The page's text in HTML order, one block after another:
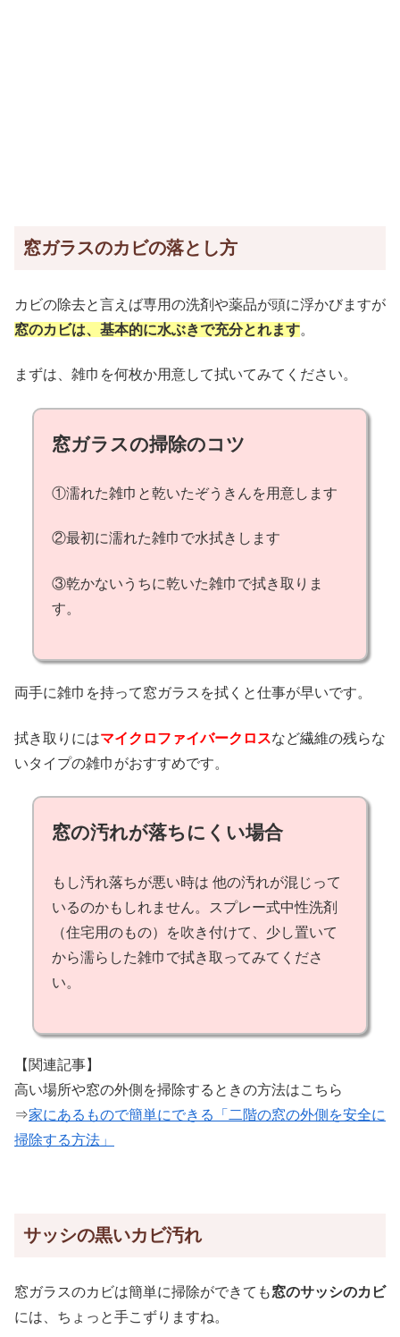
窓ガラスのカビの落とし方
カビの除去と言えば専用の洗剤や薬品が頭に浮かびますが
窓のカビは、基本的に水ぶきで充分とれます。
まずは、雑巾を何枚か用意して拭いてみてください。
窓ガラスの掃除のコツ
①濡れた雑巾と乾いたぞうきんを用意します
②最初に濡れた雑巾で水拭きします
③乾かないうちに乾いた雑巾で拭き取りま
す。
両手に雑巾を持って窓ガラスを拭くと仕事が早いです。
拭き取りにはマイクロファイバークロスなど繊維の残らな
いタイプの雑巾がおすすめです。
窓の汚れが落ちにくい場合
もし汚れ落ちが悪い時は 他の汚れが混じって
いるのかもしれません。スプレー式中性洗剤
（住宅用のもの）を吹き付けて、少し置いて
から濡らした雑巾で拭き取ってみてくださ
い。
【関連記事】
高い場所や窓の外側を掃除するときの方法はこちら
⇒家にあるもので簡単にできる「二階の窓の外側を安全に
掃除する方法」
サッシの黒いカビ汚れ
窓ガラスのカビは簡単に掃除ができても窓のサッシのカビ
には、ちょっと手こずりますね。